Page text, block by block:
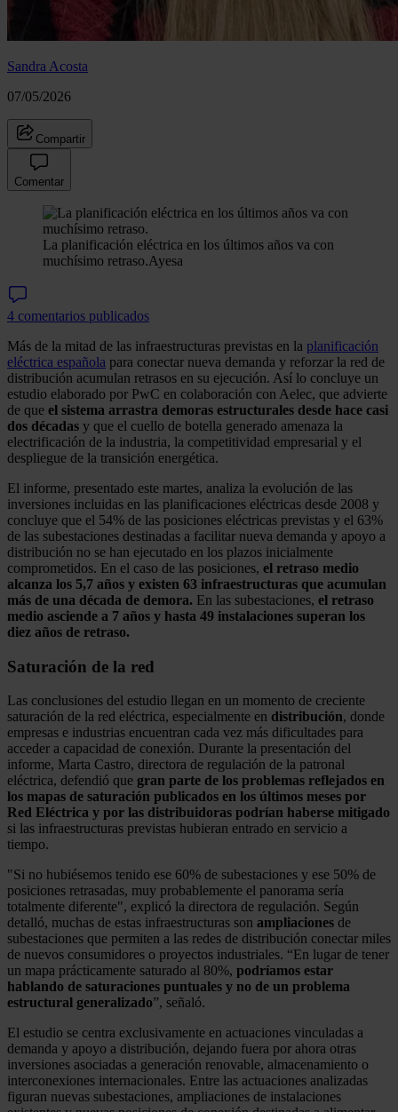
Sandra Acosta
07/05/2026
Compartir
Comentar
La planificación eléctrica en los últimos años va con
muchísimo retraso.Ayesa
4 comentarios publicados
Más de la mitad de las infraestructuras previstas en la planificación
eléctrica española para conectar nueva demanda y reforzar la red de
distribución acumulan retrasos en su ejecución. Así lo concluye un
estudio elaborado por PwC en colaboración con Aelec, que advierte
de que el sistema arrastra demoras estructurales desde hace casi
dos décadas y que el cuello de botella generado amenaza la
electrificación de la industria, la competitividad empresarial y el
despliegue de la transición energética.
El informe, presentado este martes, analiza la evolución de las
inversiones incluidas en las planificaciones eléctricas desde 2008 y
concluye que el 54% de las posiciones eléctricas previstas y el 63%
de las subestaciones destinadas a facilitar nueva demanda y apoyo a
distribución no se han ejecutado en los plazos inicialmente
comprometidos. En el caso de las posiciones, el retraso medio
alcanza los 5,7 años y existen 63 infraestructuras que acumulan
más de una década de demora. En las subestaciones, el retraso
medio asciende a 7 años y hasta 49 instalaciones superan los
diez años de retraso.
Saturación de la red
Las conclusiones del estudio llegan en un momento de creciente
saturación de la red eléctrica, especialmente en distribución, donde
empresas e industrias encuentran cada vez más dificultades para
acceder a capacidad de conexión. Durante la presentación del
informe, Marta Castro, directora de regulación de la patronal
eléctrica, defendió que gran parte de los problemas reflejados en
los mapas de saturación publicados en los últimos meses por
Red Eléctrica y por las distribuidoras podrían haberse mitigado
si las infraestructuras previstas hubieran entrado en servicio a
tiempo.
"Si no hubiésemos tenido ese 60% de subestaciones y ese 50% de
posiciones retrasadas, muy probablemente el panorama sería
totalmente diferente", explicó la directora de regulación. Según
detalló, muchas de estas infraestructuras son ampliaciones de
subestaciones que permiten a las redes de distribución conectar miles
de nuevos consumidores o proyectos industriales. “En lugar de tener
un mapa prácticamente saturado al 80%, podríamos estar
hablando de saturaciones puntuales y no de un problema
estructural generalizado”, señaló.
El estudio se centra exclusivamente en actuaciones vinculadas a
demanda y apoyo a distribución, dejando fuera por ahora otras
inversiones asociadas a generación renovable, almacenamiento o
interconexiones internacionales. Entre las actuaciones analizadas
figuran nuevas subestaciones, ampliaciones de instalaciones